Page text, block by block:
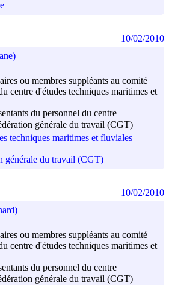
ou membres suppléants au comité
centre d'études techniques maritimes et
du personnel du centre
générale du travail (CGT)
techniques maritimes et fluviales
générale du travail (CGT)
10/02/2010
ou membres suppléants au comité
centre d'études techniques maritimes et
du personnel du centre
générale du travail (CGT)
10/02/2010